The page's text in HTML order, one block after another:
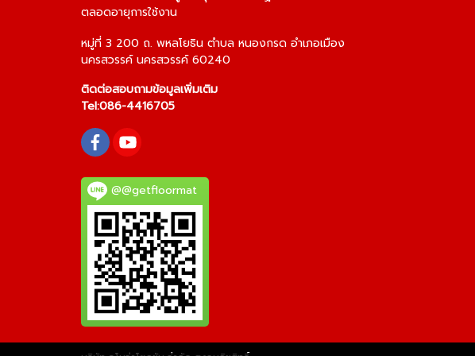
ตลอดอายุการใช้งาน
หมู่ที่ 3 200 ถ. พหลโยธิน ตำบล หนองกรด อำเภอเมือง
นครสวรรค์ นครสวรรค์ 60240
ติดต่อสอบถามข้อมูลเพิ่มเติม
Tel:086-4416705
@@getfloormat